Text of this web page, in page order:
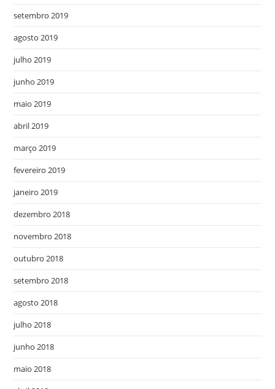
setembro 2019
agosto 2019
julho 2019
junho 2019
maio 2019
abril 2019
março 2019
fevereiro 2019
janeiro 2019
dezembro 2018
novembro 2018
outubro 2018
setembro 2018
agosto 2018
julho 2018
junho 2018
maio 2018